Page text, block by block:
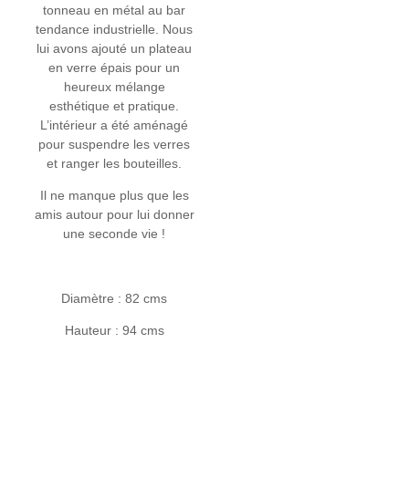
tonneau en métal au bar
tendance industrielle. Nous
lui avons ajouté un plateau
en verre épais pour un
heureux mélange
esthétique et pratique.
L’intérieur a été aménagé
pour suspendre les verres
et ranger les bouteilles.
Il ne manque plus que les
amis autour pour lui donner
une seconde vie !
Diamètre : 82 cms
Hauteur : 94 cms